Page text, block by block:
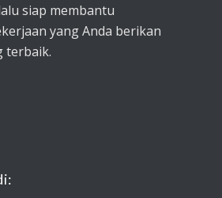
siap membantu
yang Anda berikan
terbaik.